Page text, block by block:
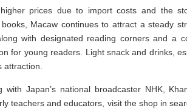
prices due to import costs and the
books, Macaw continues to attract a steady
with designated reading corners and a
for young readers. Light snack and drinks,
attraction.
with Japan’s national broadcaster NHK,
teachers and educators, visit the shop in